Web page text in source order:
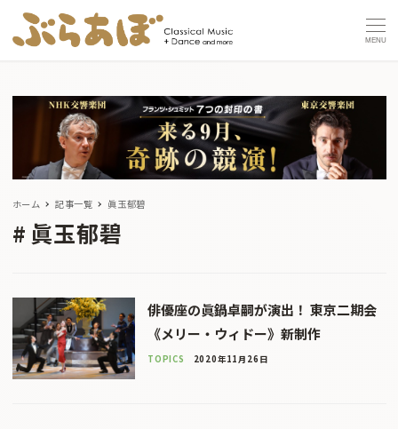
MENU
ホーム 記事一覧 眞玉郁碧
眞玉郁碧
俳優座の眞鍋卓嗣が演出！ 東京二期会
《メリー・ウィドー》新制作
TOPICS 2020年11月26日